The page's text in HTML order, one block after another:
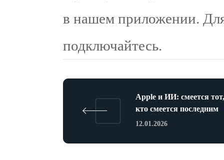
в нашем приложении.
подключайтесь.
Apple и ИИ: смеется тот,
кто смеется последним
12.01.2026